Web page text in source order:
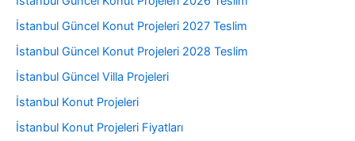
İstanbul Güncel Konut Projeleri 2027 Teslim
İstanbul Güncel Konut Projeleri 2028 Teslim
İstanbul Güncel Villa Projeleri
İstanbul Konut Projeleri
İstanbul Konut Projeleri Fiyatları